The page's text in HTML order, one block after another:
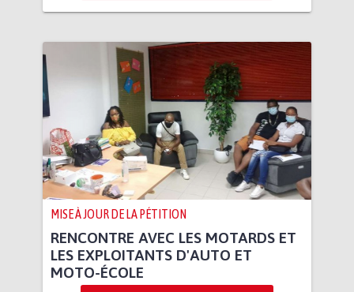
MISE À JOUR DE LA PÉTITION
RENCONTRE AVEC LES MOTARDS ET
LES EXPLOITANTS D'AUTO ET
MOTO-ÉCOLE